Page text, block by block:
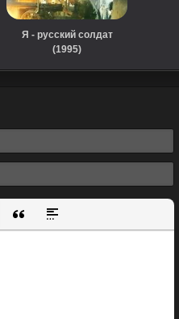
Я - русский солдат
(1995)
смайлик
Вставка цитаты
Вставка спойлера